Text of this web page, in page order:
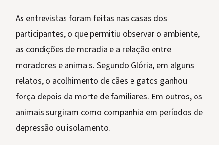
As entrevistas foram feitas nas casas dos
participantes, o que permitiu observar o ambiente,
as condições de moradia e a relação entre
moradores e animais. Segundo Glória, em alguns
relatos, o acolhimento de cães e gatos ganhou
força depois da morte de familiares. Em outros, os
animais surgiram como companhia em períodos de
depressão ou isolamento.